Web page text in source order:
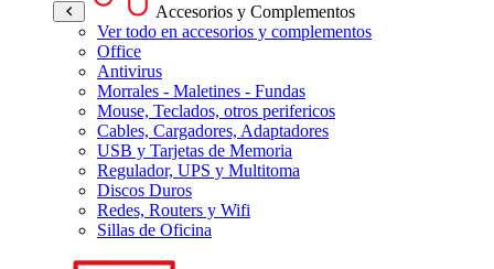
Accesorios y Complementos
Ver todo en accesorios y complementos
Office
Antivirus
Morrales - Maletines - Fundas
Mouse, Teclados, otros perifericos
Cables, Cargadores, Adaptadores
USB y Tarjetas de Memoria
Regulador, UPS y Multitoma
Discos Duros
Redes, Routers y Wifi
Sillas de Oficina